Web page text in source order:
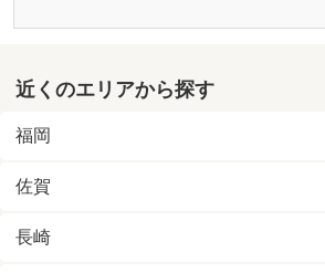
近くのエリアから探す
福岡
佐賀
長崎